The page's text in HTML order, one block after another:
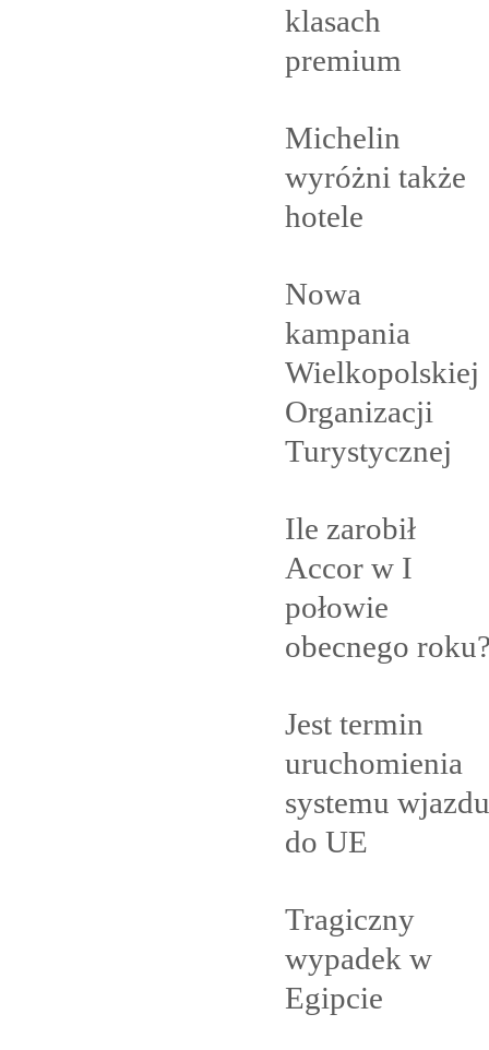
klasach
premium
Michelin
wyróżni także
hotele
Nowa
kampania
Wielkopolskiej
Organizacji
Turystycznej
Ile zarobił
Accor w I
połowie
obecnego
Jest termin
uruchomienia
systemu wjazdu
do UE
Tragiczny
wypadek w
Egipcie